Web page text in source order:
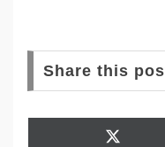
Share this
Share
X